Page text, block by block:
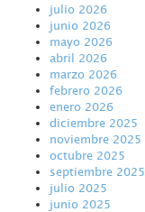
julio 2026
junio 2026
mayo 2026
abril 2026
marzo 2026
febrero 2026
enero 2026
diciembre 2025
noviembre 2025
octubre 2025
septiembre 2025
julio 2025
junio 2025